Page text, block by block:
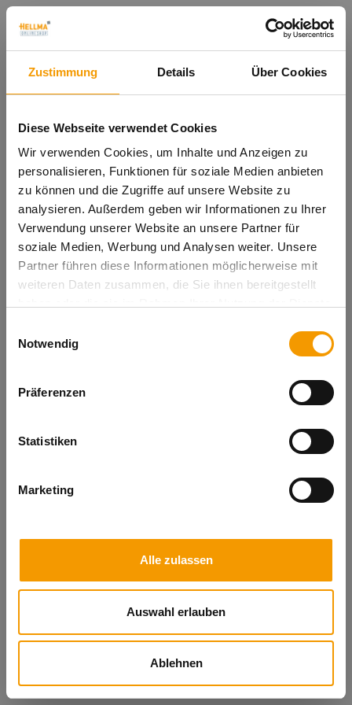
Zustimmung Details Über Cookies
Diese Webseite verwendet Cookies
Wir verwenden Cookies, um Inhalte und Anzeigen zu
personalisieren, Funktionen für soziale Medien anbieten
zu können und die Zugriffe auf unsere Website zu
analysieren. Außerdem geben wir Informationen zu Ihrer
Verwendung unserer Website an unsere Partner für
soziale Medien, Werbung und Analysen weiter. Unsere
Partner führen diese Informationen möglicherweise mit
weiteren Daten zusammen, die Sie ihnen bereitgestellt
Notwendig
Präferenzen
Statistiken
Marketing
Alle zulassen
Auswahl erlauben
Ablehnen
Oops!
refreshing the app